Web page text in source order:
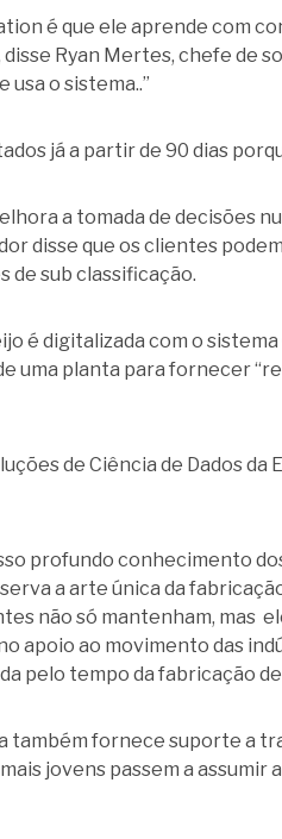
é que ele aprende com
Ryan Mertes, chefe de
usa o sistema..”
já a partir de 90 dias
a tomada de decisões
disse que os clientes
de sub classificação.
é digitalizada com o
uma planta para fornecer
de Ciência de Dados da
profundo conhecimento
a arte única da
não só mantenham, mas
apoio ao movimento das
pelo tempo da fabricação
também fornece suporte a
jovens passem a